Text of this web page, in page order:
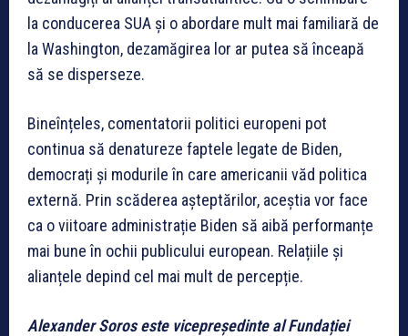
la conducerea SUA și o abordare mult mai familiară de
la Washington, dezamăgirea lor ar putea să înceapă
să se disperseze.
Bineînțeles, comentatorii politici europeni pot
continua să denatureze faptele legate de Biden,
democrați și modurile în care americanii văd politica
externă. Prin scăderea așteptărilor, aceștia vor face
ca o viitoare administrație Biden să aibă performanțe
mai bune în ochii publicului european. Relațiile și
alianțele depind cel mai mult de percepție.
Alexander Soros este vicepreședinte al Fundației